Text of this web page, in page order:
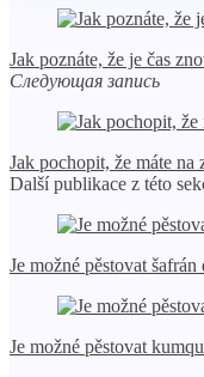
Jak poznáte, že je čas
Следующая запись
Jak pochopit, že máte na
Další publikace z této
Je možné pěstovat šafrán
Je možné pěstovat